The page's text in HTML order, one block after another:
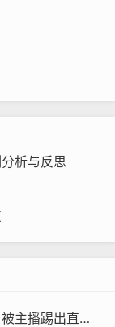
取信息、娱乐
举报机制，鼓
等，以证明违
析与反思
被主播踢出直播间怎么举报，维权有道，被主播踢出直播间后的正确举报路径